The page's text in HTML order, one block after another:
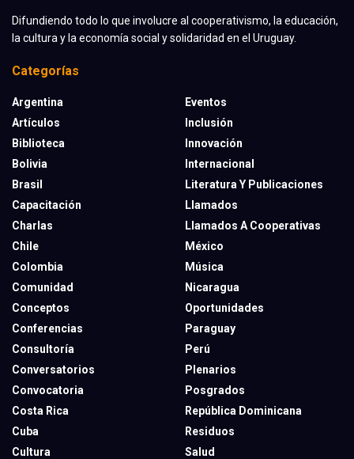
Difundiendo todo lo que involucre al cooperativismo, la educación,
la cultura y la economía social y solidaridad en el Uruguay.
Categorías
Argentina
Artículos
Biblioteca
Bolivia
Brasil
Capacitación
Charlas
Chile
Colombia
Comunidad
Conceptos
Conferencias
Consultoría
Conversatorios
Convocatoria
Costa Rica
Cuba
Cultura
Eventos
Inclusión
Innovación
Internacional
Literatura Y Publicaciones
Llamados
Llamados A Cooperativas
México
Música
Nicaragua
Oportunidades
Paraguay
Perú
Plenarios
Posgrados
República Dominicana
Residuos
Salud